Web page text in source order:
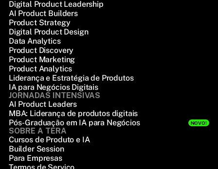
Digital Product Leadership
AI Product Builders
Product Strategy
Digital Product Design
Data Analytics
Product Discovery
Product Marketing
Product Analytics
Liderança e Estratégia de Produtos
IA para Negócios Digitais
JORNADAS INTENSIVAS
AI Product Leaders
MBA: Liderança de produtos digitais
Pós-Graduação em IA para Negócios
NOVO!
SOBRE A TERA
Cursos de Produto e IA
Builder Session
Para Empresas